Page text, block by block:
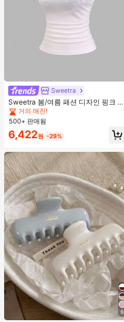
Sweetra
Sweetra 봄/여름 패션 디자인 핑크 스
트라이프 브라운 폴카 도트 스파게티
스트랩 2 In 1 스위트 걸리시 비치 로
맨틱 휴가 스타일 여성용 캐미 탱크 탑
#3 TOP 3위
에서 쁘띠 스타일 여성 상의, 블라우스 & 티
거의 매진!
#3 TOP 3위
에서 쁘띠 스타일 여성 상의, 블라우스 & 티
거의 매진!
#3 TOP 3위
에서 쁘띠 스타일 여성 상의, 블라우스 & 티
거의 매진!
#3 TOP 3위
거의 매진!
500+ 판매됨
6,422원 -29%
6